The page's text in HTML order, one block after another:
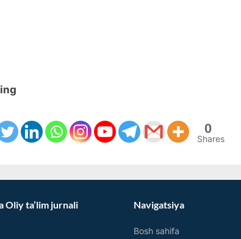
0
Shares
Oliy ta’lim jurnali
Navigatsiya
Bosh sahifa